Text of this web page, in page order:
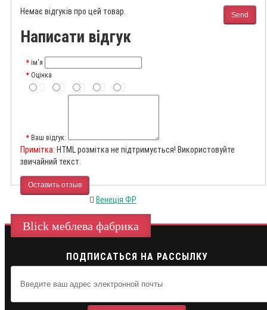
Send
Немає відгуків про цей товар.
Написати відгук
ім'я
Оцінка
Ваш відгук:
Примітка: HTML розмітка не підтримується! Використовуйте
звичайний текст.
Оставить отзыв
Венеція ФР
Blick меблева фабрика
ПОДПИСАТЬСЯ НА РАССЫЛКУ